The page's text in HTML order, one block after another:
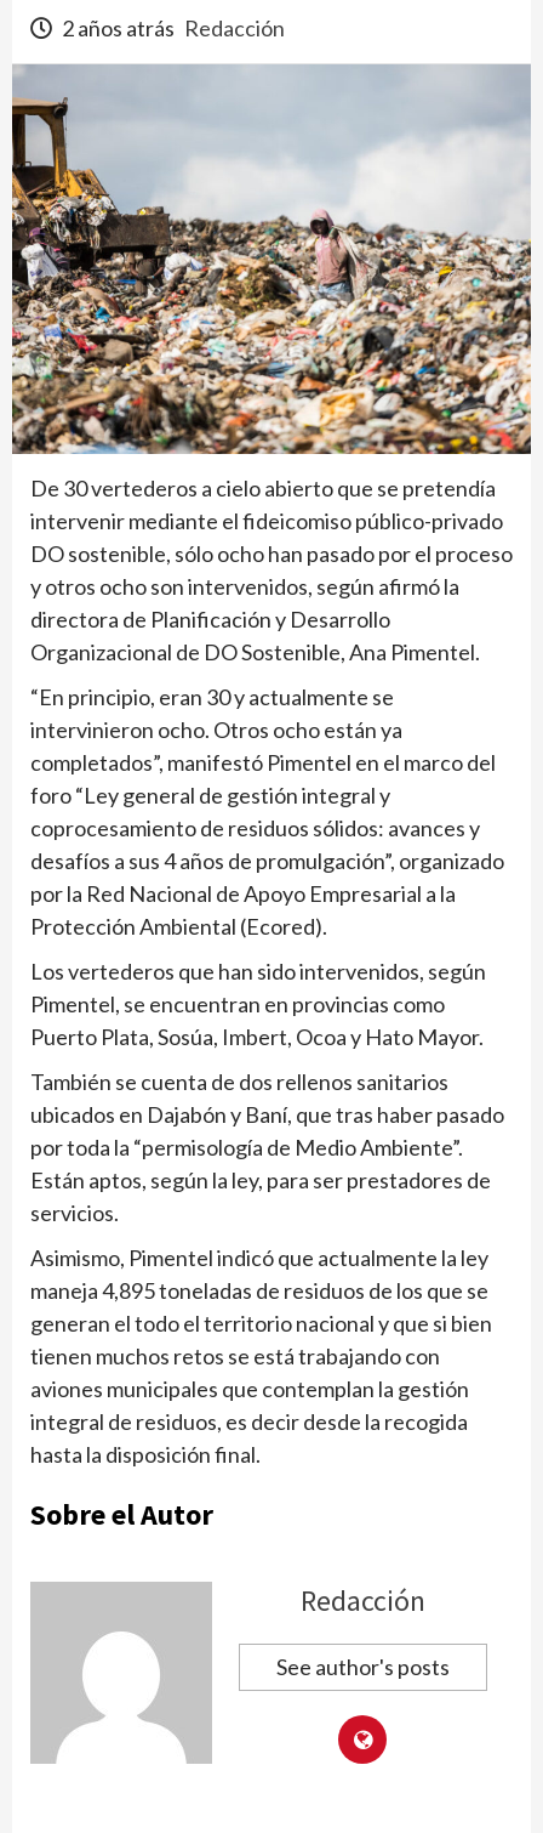
2 años atrás Redacción
De 30 vertederos a cielo abierto que se pretendía
intervenir mediante el fideicomiso público-privado
DO sostenible, sólo ocho han pasado por el proceso
y otros ocho son intervenidos, según afirmó la
directora de Planificación y Desarrollo
Organizacional de DO Sostenible, Ana Pimentel.
“En principio, eran 30 y actualmente se
intervinieron ocho. Otros ocho están ya
completados”, manifestó Pimentel en el marco del
foro “Ley general de gestión integral y
coprocesamiento de residuos sólidos: avances y
desafíos a sus 4 años de promulgación”, organizado
por la Red Nacional de Apoyo Empresarial a la
Protección Ambiental (Ecored).
Los vertederos que han sido intervenidos, según
Pimentel, se encuentran en provincias como
Puerto Plata, Sosúa, Imbert, Ocoa y Hato Mayor.
También se cuenta de dos rellenos sanitarios
ubicados en Dajabón y Baní, que tras haber pasado
por toda la “permisología de Medio Ambiente”.
Están aptos, según la ley, para ser prestadores de
servicios.
Asimismo, Pimentel indicó que actualmente la ley
maneja 4,895 toneladas de residuos de los que se
generan el todo el territorio nacional y que si bien
tienen muchos retos se está trabajando con
aviones municipales que contemplan la gestión
integral de residuos, es decir desde la recogida
hasta la disposición final.
Sobre el Autor
Redacción
See author's posts